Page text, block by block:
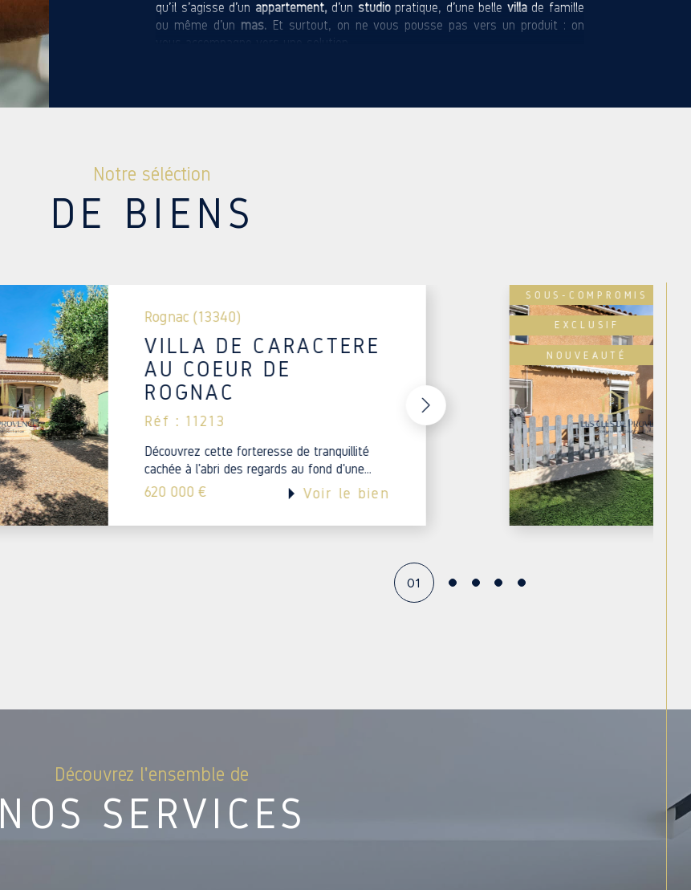
qu’il s’agisse d’un appartement,d’un studiopratique, d’une belle villade famille
ou même d’un mas. Et surtout, on ne vous pousse pas vers un produit : on
vous accompagne vers une solution.
bien à la va-vite. Certains préféreront le calme d’un lotissement, d'autres la
ESTIMATION IMMOBILIÈRE
Vous envisagez de vendre ? La estimation immobilière, c’est la première étape
– et elle doit être précise. Ni trop haute, ni trop basse. On regarde le marché,
CONTACTEZ-NOUS
Un projet en tête ? Passez nous voir, tout simplement. Nous sommes au 7
avenue Camille Pelletan
. Vous pouvez aussi nous appeler au 04
42 77 12 08 ou nous écrire à contact@lcpimmo.fr. On prendra le temps de vous
écouter, de vous conseiller, et surtout de vous proposer une solution adaptée.
ChezLes Clés de Provence, c’est comme ça que l’on travaille. Avec sérieux,
mais aussi avec cœur.
Notre séléction
DE BIENS
Rognac (13340)
VILLA DE CARACTERE
AU COEUR DE
ROGNAC
Réf : 11213
Découvrez cette forteresse de tranquillité
cachée à l'abri des regards au fond d'une...
620 000 € Voir le bien
SOUS-COMPROMIS
EXCLUSIF
NOUVEAUTÉ
01
Découvrez l'ensemble de
NOS SERVICES